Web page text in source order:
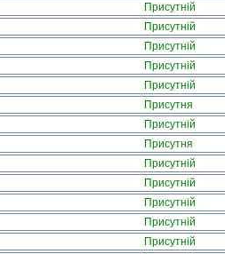
Присутній
Присутній
Присутній
Присутній
Присутній
Присутня
Присутній
Присутня
Присутній
Присутній
Присутній
Присутній
Присутній